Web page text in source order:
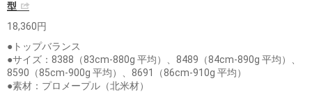
型
18,360円
●トップバランス
●サイズ：8388（83cm-880g 平均）、8489（84cm-890g 平均）、
8590（85cm-900g 平均）、8691（86cm-910g 平均）
●素材：プロメープル（北米材）